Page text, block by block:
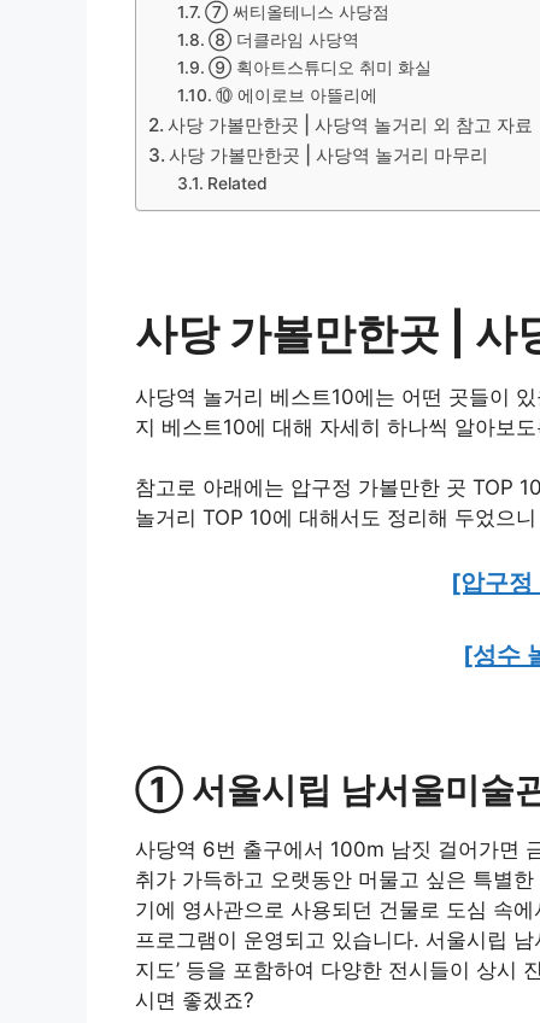
⑦ 써티올테니스 사당점
⑧ 더클라임 사당역
⑨ 획아트스튜디오 취미 화실
⑩ 에이로브 아뜰리에
사당 가볼만한곳 | 사당역 놀거리 외 참고 자료
사당 가볼만한곳 | 사당역 놀거리 마무리
Related
사당 가볼만한곳 | 사
사당역 놀거리 베스트10에는 어떤 곳들이
지 베스트10에 대해 자세히 하나씩 알아보
참고로 아래에는 압구정 가볼만한 곳 TOP
놀거리 TOP 10에 대해서도 정리해 두었으
[압구정
[성수
① 서울시립 남서울미술
사당역 6번 출구에서 100m 남짓 걸어가면
취가 가득하고 오랫동안 머물고 싶은 특별
기에 영사관으로 사용되던 건물로 도심 속
프로그램이 운영되고 있습니다. 서울시립
지도’ 등을 포함하여 다양한 전시들이 상시
시면 좋겠죠?